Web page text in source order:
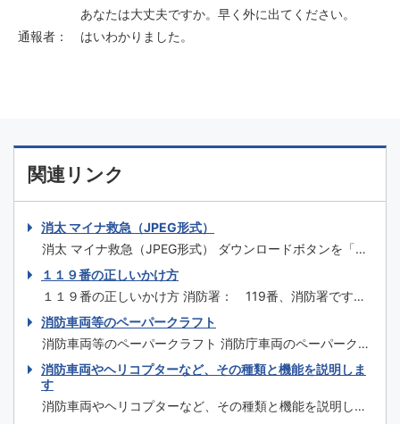
あなたは大丈夫ですか。早く外に出てください。
通報者： はいわかりました。
関連リンク
消太 マイナ救急（JPEG形式）
消太 マイナ救急（JPEG形式） ダウンロードボタンを「右
クリック」→「対象をファイルに保存」の方法で画像をダ
１１９番の正しいかけ方
１１９番の正しいかけ方 消防署： 119番、消防署です。
火事ですか、救急ですか。 通報者： 火事です。 消防
署： あなたのお名前と住所を言ってください。 通報
者： 名前は、消防太郎です。 住所は○○町1
丁目2番3号です。 消防署： 近くに、何か目標がありま
すか。 通報者： 公立図書館の隣で...
消防車両等のペーパークラフト
消防車両等のペーパークラフト 消防庁車両のペーパークラ
フト 消防庁ヘリ 消防庁ヘリペーパークラフトのダウンロ
ード 指揮車 指揮車ペーパークラフトのダウンロード 人員
搬送車 人員搬送車ペーパークラフトのダウンロード その
他のペーパークラフト 消防署を完成させよう...
消防車両やヘリコプターなど、その種類と機能を説明しま
す
消防車両やヘリコプターなど、その種類と機能を説明しま